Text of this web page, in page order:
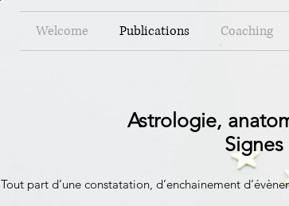
Welcome Publications Coaching
Astrologie,
Tout part d’une constatation, d’enchainement